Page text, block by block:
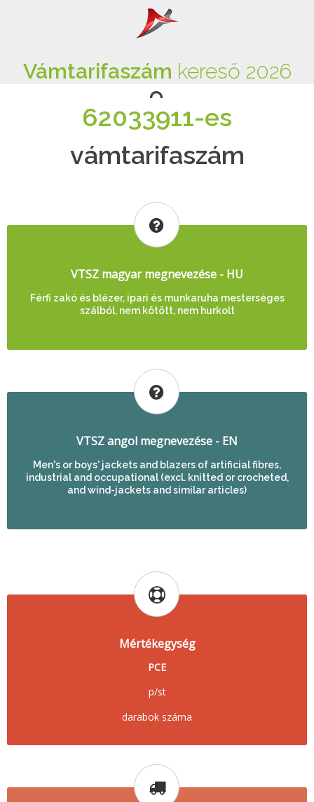
Vámtarifaszám kereső 2026
62033911-es
vámtarifaszám
VTSZ magyar megnevezése - HU
Férfi zakó és blézer, ipari és munkaruha mesterséges
szálból, nem kötött, nem hurkolt
VTSZ angol megnevezése - EN
Men's or boys' jackets and blazers of artificial fibres,
industrial and occupational (excl. knitted or crocheted,
and wind-jackets and similar articles)
Mértékegység
PCE
p/st
darabok száma